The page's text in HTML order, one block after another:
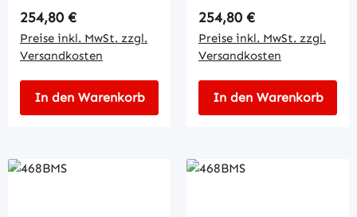
Regulärer Preis:
254,80 €
Preise inkl. MwSt. zzgl.
Versandkosten
In den Warenkorb
Regulärer Preis:
254,80 €
Preise inkl. MwSt. zzgl.
Versandkosten
In den Warenkorb